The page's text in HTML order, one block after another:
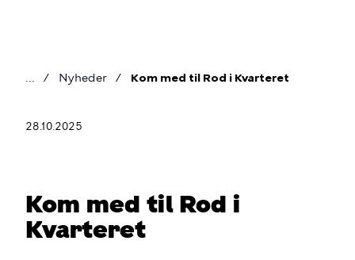
Nyheder Kom med til Rod i Kvarteret
28.10.2025
Kom med til Rod i
Kvarteret